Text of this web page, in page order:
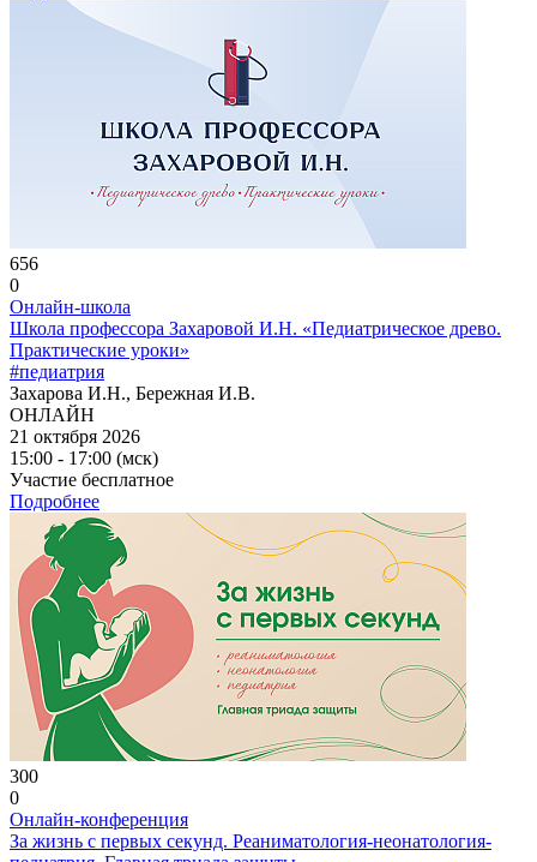
656
0
Онлайн-школа
Школа профессора Захаровой И.Н. «Педиатрическое древо.
Практические уроки»
#педиатрия
Захарова И.Н., Бережная И.В.
ОНЛАЙН
21 октября 2026
15:00 - 17:00 (мск)
Участие бесплатное
Подробнее
300
0
Онлайн-конференция
За жизнь с первых секунд. Реаниматология-неонатология-